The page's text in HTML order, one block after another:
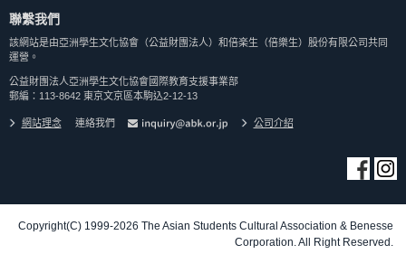
聯繫我們
該網站是由亞洲學生文化協會（公益財團法人）和倍楽生（倍樂生）股份有限公司共同
運營。
公益財團法人亞洲學生文化協會國際教育支援事業部
郵編：113-8642 東京文京區本駒込2-12-13
網站理念 連絡我們 公司介紹
Copyright(C) 1999-2026 The Asian Students Cultural Association & Benesse
Corporation. All Right Reserved.